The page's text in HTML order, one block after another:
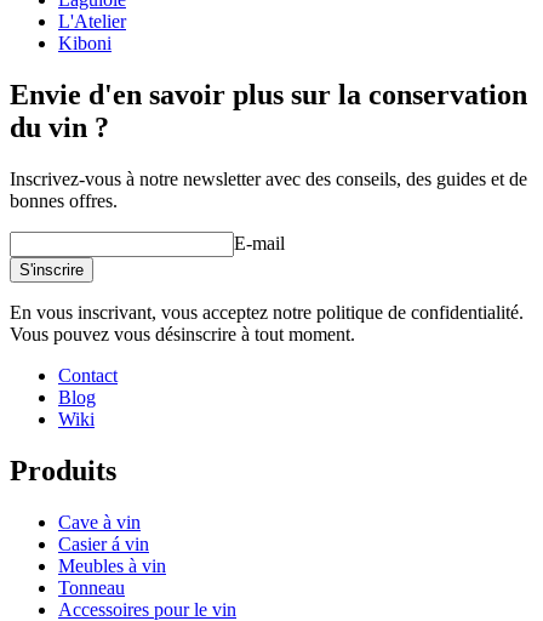
L'Atelier
Kiboni
Envie d'en savoir plus sur la conservation
du vin ?
Inscrivez-vous à notre newsletter avec des conseils, des guides et de
bonnes offres.
E-mail
S'inscrire
En vous inscrivant, vous acceptez notre politique de confidentialité.
Vous pouvez vous désinscrire à tout moment.
Contact
Blog
Wiki
Produits
Cave à vin
Casier á vin
Meubles à vin
Tonneau
Accessoires pour le vin